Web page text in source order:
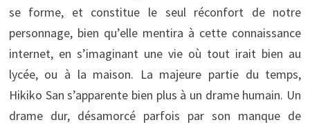
se forme, et constitue le seul réconfort de notre
personnage, bien qu’elle mentira à cette connaissance
internet, en s’imaginant une vie où tout irait bien au
lycée, ou à la maison. La majeure partie du temps,
Hikiko San s’apparente bien plus à un drame humain. Un
drame dur, désamorcé parfois par son manque de